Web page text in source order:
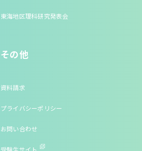
東海地区理科研究発表会
その他
資料請求
プライバシーポリシー
お問い合わせ
受験生サイト